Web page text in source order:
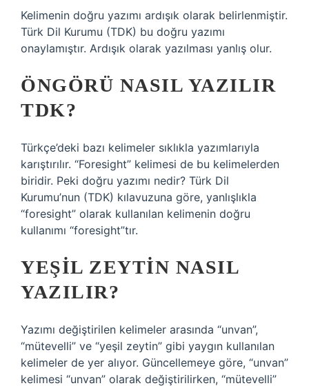
Kelimenin doğru yazımı ardışık olarak belirlenmiştir.
Türk Dil Kurumu (TDK) bu doğru yazımı
onaylamıştır. Ardışık olarak yazılması yanlış olur.
ÖNGÖRÜ NASIL YAZILIR
TDK?
Türkçe’deki bazı kelimeler sıklıkla yazımlarıyla
karıştırılır. “Foresight” kelimesi de bu kelimelerden
biridir. Peki doğru yazımı nedir? Türk Dil
Kurumu’nun (TDK) kılavuzuna göre, yanlışlıkla
“foresight” olarak kullanılan kelimenin doğru
kullanımı “foresight”tır.
YEŞIL ZEYTIN NASIL
YAZILIR?
Yazımı değiştirilen kelimeler arasında “unvan”,
“mütevelli” ve “yeşil zeytin” gibi yaygın kullanılan
kelimeler de yer alıyor. Güncellemeye göre, “unvan”
kelimesi “unvan” olarak değiştirilirken, “mütevelli”